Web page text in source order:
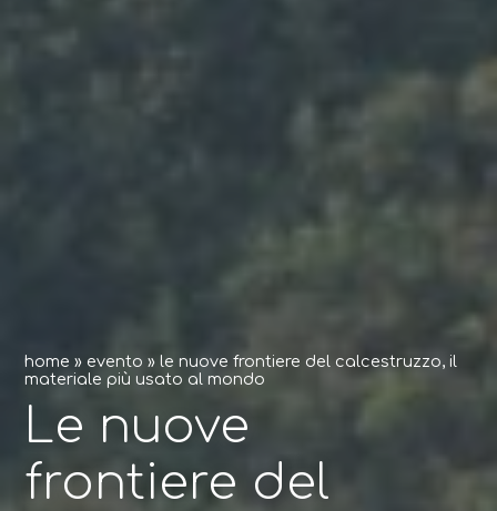
home » evento »le nuove frontiere del calcestruzzo, il
materiale più usato al mondo
Le nuove
frontiere del